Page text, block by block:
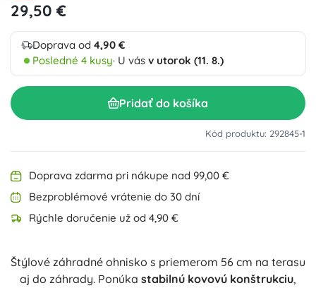
29,50 €
Doprava od 4,90 €
Posledné 4 kusy· U vás v utorok (11. 8.)
Pridať do košíka
Kód produktu: 292845-1
Doprava zdarma pri nákupe nad 99,00 €
Bezproblémové vrátenie do 30 dní
Rýchle doručenie už od 4,90 €
Štýlové záhradné ohnisko s priemerom 56 cm na terasu
aj do záhrady. Ponúka stabilnú kovovú konštrukciu,